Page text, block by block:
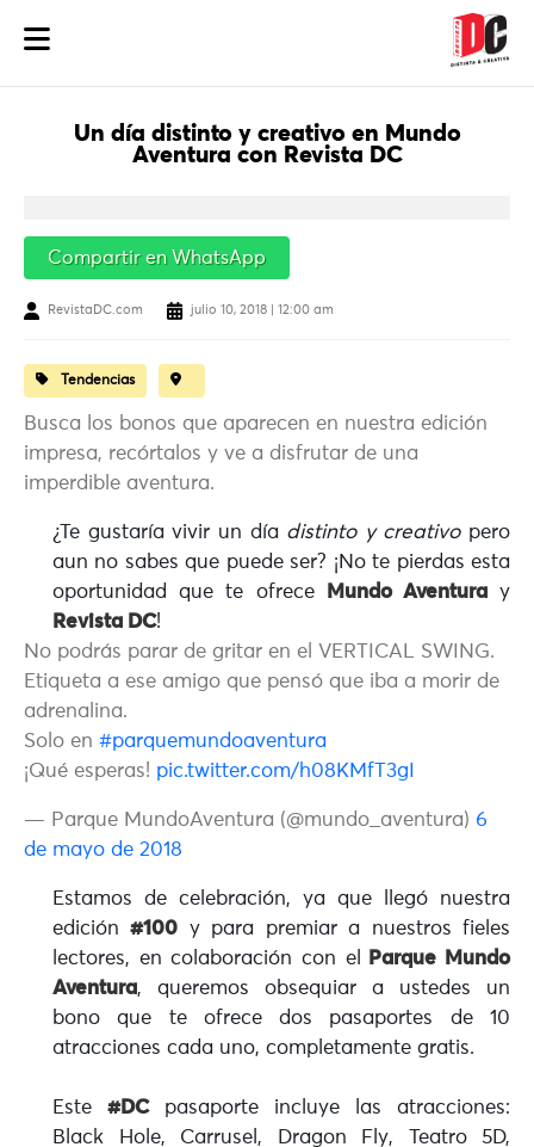
Un día distinto y creativo en Mundo
Aventura con Revista DC
Compartir en WhatsApp
RevistaDC.com julio 10, 2018 | 12:00 am
Tendencias
Busca los bonos que aparecen en nuestra edición
impresa, recórtalos y ve a disfrutar de una
imperdible aventura.
¿Te gustaría vivir un día distinto y creativopero
aun no sabes que puede ser? ¡No te pierdas esta
oportunidad que te ofrece
Mundo Aventuray
Revista DC!
No podrás parar de gritar en el VERTICAL SWING.
Etiqueta a ese amigo que pensó que iba a morir de
adrenalina.
Solo en #parquemundoaventura
¡Qué esperas! pic.twitter.com/h08KMfT3gI
— Parque MundoAventura (@mundo_aventura) 6
de mayo de 2018
Estamos de celebración, ya que llegó nuestra
edición#100 y para premiar a nuestros fieles
lectores, en colaboración con el
Parque Mundo
Aventura, queremos obsequiar a ustedes un
bono que te ofrece dos pasaportes de 10
atracciones cada uno, completamente gratis.
Este #DCpasaporte incluye las atracciones:
Black Hole, Carrusel, Dragon Fly, Teatro 5D,